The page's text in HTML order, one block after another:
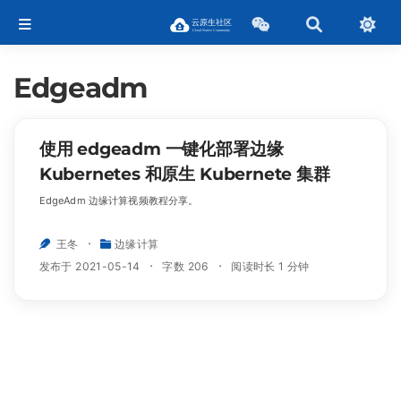
Edgeadm
使用 edgeadm 一键化部署边缘
Kubernetes 和原生 Kubernete 集群
EdgeAdm 边缘计算视频教程分享。
王冬
边缘计算
发布于 2021-05-14
字数 206 阅读时长 1 分钟